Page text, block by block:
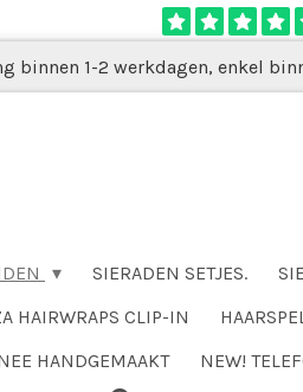
binnen 1-2 werkdagen, enkel
SIERADEN SETJES.
HAIRWRAPS CLIP-IN
HANDGEMAAKT
NEW!